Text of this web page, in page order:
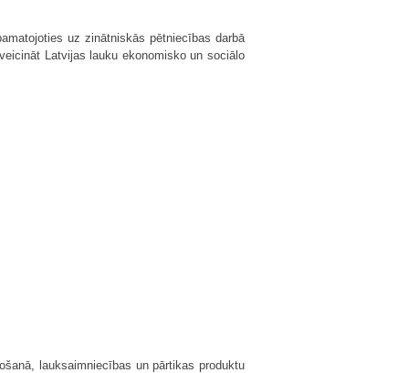
uz zinātniskās pētniecības darbā
Latvijas lauku ekonomisko un sociālo
lauksaimniecības un pārtikas produktu